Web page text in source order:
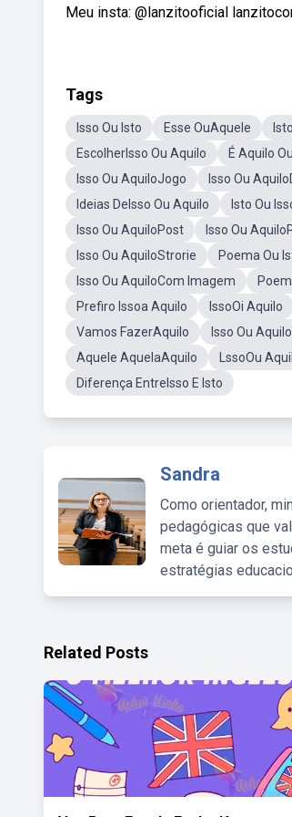
Meu insta: @lanzitooficial
Tags
Isso Ou Isto Esse OuAquele
EscolherIsso Ou Aquilo
É Aquilo
Isso Ou AquiloJogo
Isso Ou
Ideias DeIsso Ou Aquilo
Isto Ou
Isso Ou AquiloPost
Isso Ou
Isso Ou AquiloStrorie
Poema Ou
Isso Ou AquiloCom Imagem
Prefiro Issoa Aquilo
IssoOi Aquilo
Vamos FazerAquilo
Isso Ou
Aquele AquelaAquilo
LssoOu
Diferença EntreIsso E Isto
Sandra
Como orientador,
pedagógicas que
meta é guiar os
estratégias
Related Posts